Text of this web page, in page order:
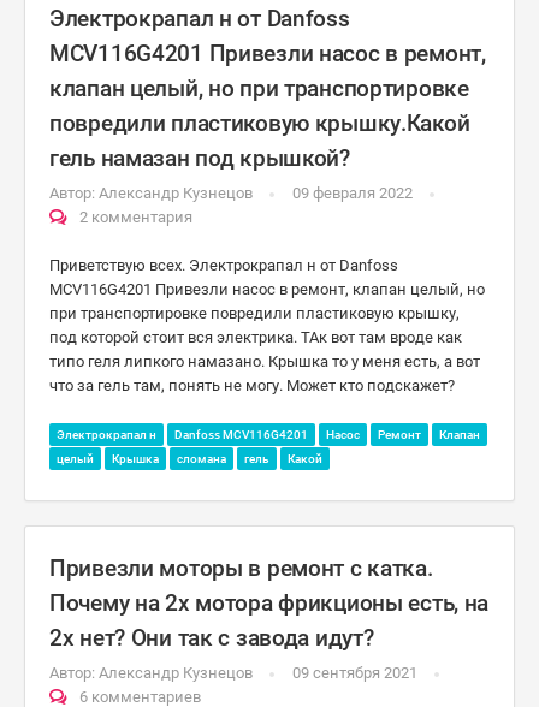
Электрокрапал н от Danfoss
MCV116G4201 Привезли насос в ремонт,
клапан целый, но при транспортировке
повредили пластиковую крышку.Какой
гель намазан под крышкой?
Автор: Александр Кузнецов
09 февраля 2022
2 комментария
Приветствую всех. Электрокрапал н от Danfoss
MCV116G4201 Привезли насос в ремонт, клапан целый, но
при транспортировке повредили пластиковую крышку,
под которой стоит вся электрика. ТАк вот там вроде как
типо геля липкого намазано. Крышка то у меня есть, а вот
что за гель там, понять не могу. Может кто подскажет?
Электрокрапал н Danfoss MCV116G4201 Насос Ремонт
Клапан
целый
Крышка сломана гель Какой
Привезли моторы в ремонт с катка.
Почему на 2х мотора фрикционы есть, на
2х нет? Они так с завода идут?
Автор: Александр Кузнецов
09 сентября 2021
6 комментариев